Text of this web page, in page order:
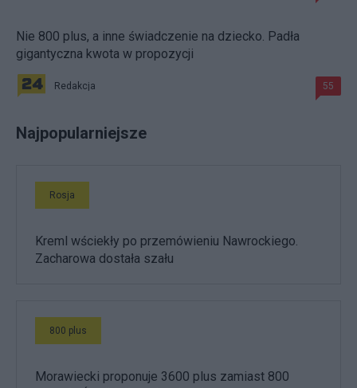
Nie 800 plus, a inne świadczenie na dziecko. Padła
gigantyczna kwota w propozycji
Redakcja 55
Najpopularniejsze
Rosja
Kreml wściekły po przemówieniu Nawrockiego.
Zacharowa dostała szału
800 plus
Morawiecki proponuje 3600 plus zamiast 800